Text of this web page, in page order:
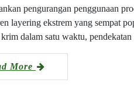
pengurangan penggunaan
layering ekstrem yang sempat
krim dalam satu waktu,
More